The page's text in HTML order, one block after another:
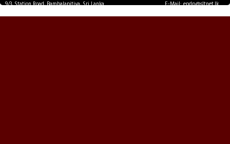
9/3, Station Road, Bambalapitiya, Sri Lanka.
E-Mail: epdp@sltnet.lk